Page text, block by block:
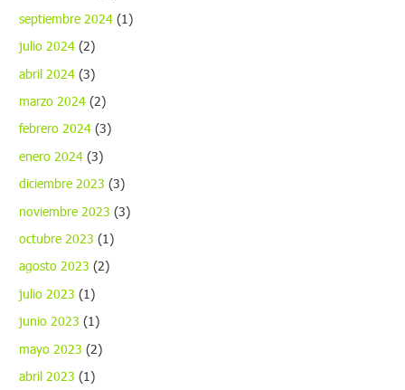
septiembre 2024 (1)
julio 2024 (2)
abril 2024 (3)
marzo 2024 (2)
febrero 2024 (3)
enero 2024 (3)
diciembre 2023 (3)
noviembre 2023 (3)
octubre 2023 (1)
agosto 2023 (2)
julio 2023 (1)
junio 2023 (1)
mayo 2023 (2)
abril 2023 (1)